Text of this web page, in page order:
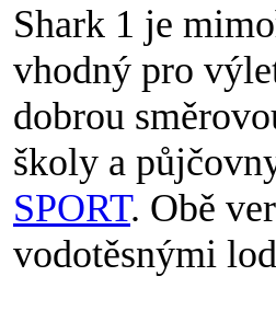
Shark 1 je
vhodný pro
dobrou
školy a
SPORT. Obě
vodotěsnými